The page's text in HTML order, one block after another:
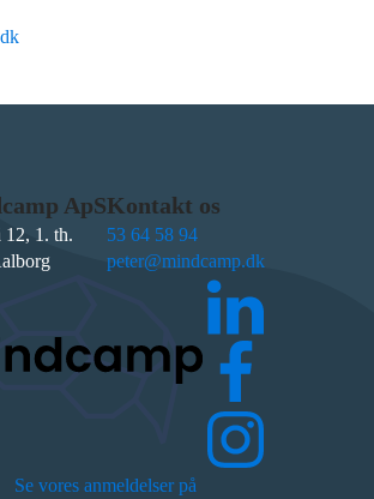
ApS
12, 1. th.
Kontakt os
53 64 58 94
peter@mindcamp.dk
Se vores anmeldelser på